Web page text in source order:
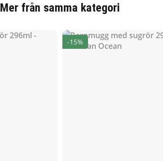
Mer från samma kategori
-15%